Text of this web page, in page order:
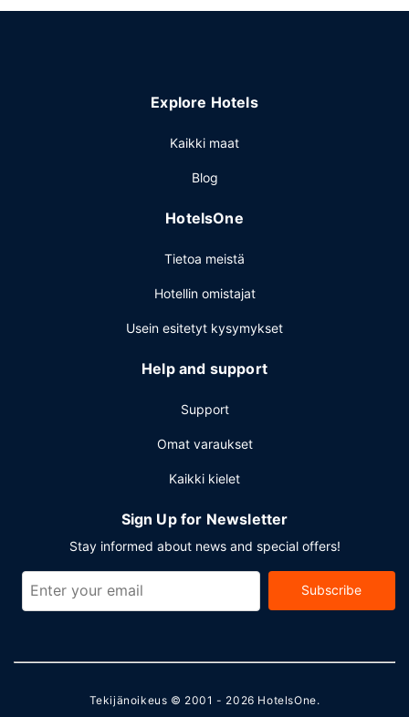
henkilökunta ja matkatavarasäilytys. Palveluihin kuuluu
Explore Hotels
Kaikki maat
Blog
HotelsOne
Tietoa meistä
Hotellin omistajat
Usein esitetyt kysymykset
Help and support
Support
Omat varaukset
Kaikki kielet
Sign Up for Newsletter
Stay informed about news and special offers!
Subscribe
Tekijänoikeus © 2001 - 2026 HotelsOne.